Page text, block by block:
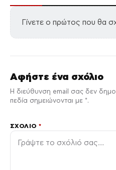
Γίνετε ο πρώτος που θα
Αφήστε ένα σχόλιο
Η διεύθυνση email σας δεν
πεδία σημειώνονται με *.
ΣΧΌΛΙΟ*